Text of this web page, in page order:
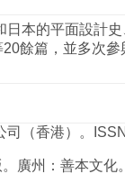
本的平面設計
餘篇，並多次
司（香港）。
廣州：善本文化